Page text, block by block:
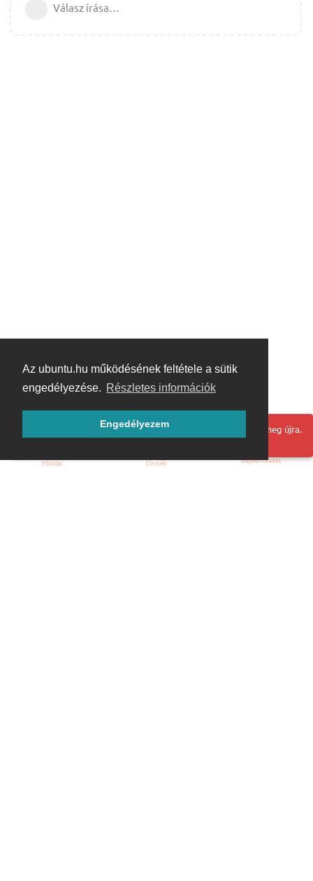
Az ubuntu.hu működésének feltétele a sütik
engedélyezése. Részletes információk
Engedélyezem
Válasz írása…
Hoppá! Valami hiba történt. Frissítse az oldalt és próbálja meg újra.
Főoldal Címkék Bejelentkezés